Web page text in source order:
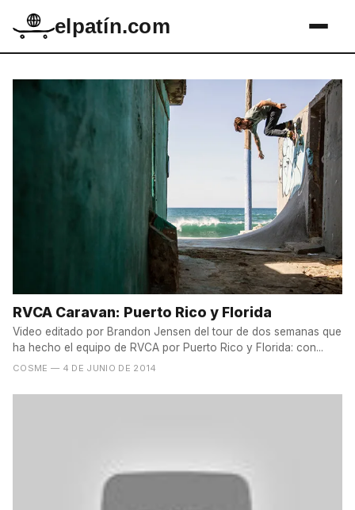
elpatín.com
RVCA Caravan: Puerto Rico y Florida
Video editado por Brandon Jensen del tour de dos semanas que
ha hecho el equipo de RVCA por Puerto Rico y Florida: con...
COSME — 4 DE JUNIO DE 2014